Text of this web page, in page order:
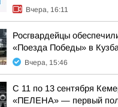
Вчера, 16:11
Росгвардейцы
«Поезда Победы» в
Вчера, 15:46
С 11 по 13 сентября
«ПЕЛЕНА» — первый